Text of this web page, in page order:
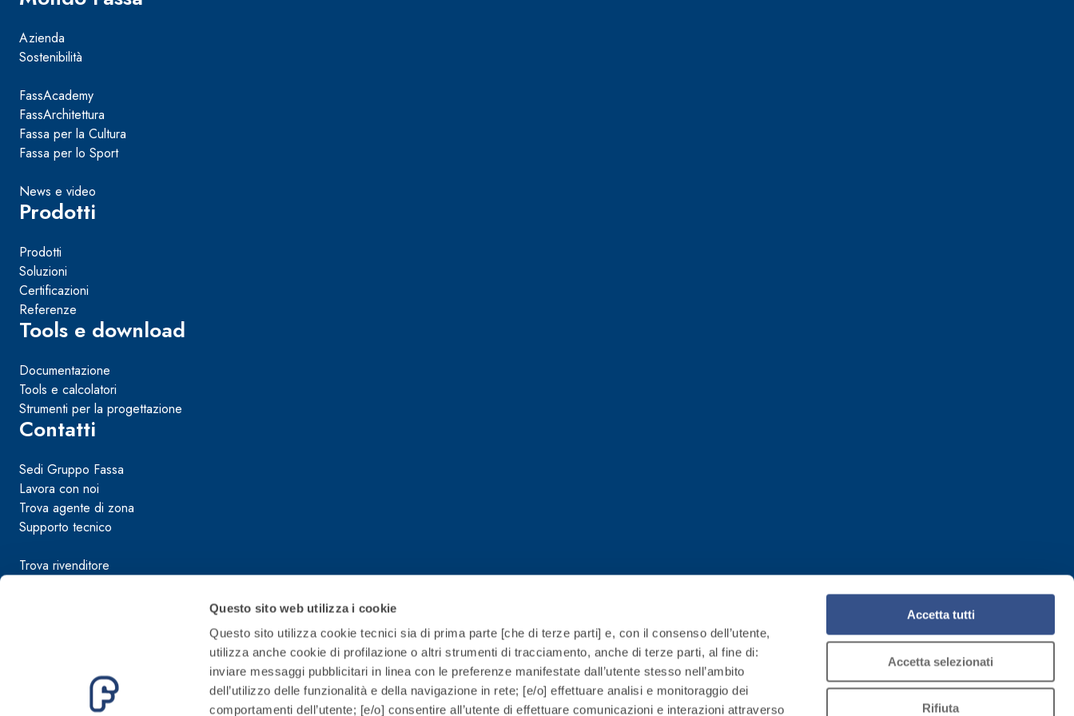
Questo sito web utilizza i cookie
Questo sito utilizza cookie tecnici sia di prima parte [che di terze parti] e, con il consenso dell’utente,
utilizza anche cookie di profilazione o altri strumenti di tracciamento, anche di terze parti, al fine di:
inviare messaggi pubblicitari in linea con le preferenze manifestate dall’utente stesso nell’ambito
dell’utilizzo delle funzionalità e della navigazione in rete; [e/o] effettuare analisi e monitoraggio dei
comportamenti dell’utente; [e/o] consentire all’utente di effettuare comunicazioni e interazioni attraverso
Accetta tutti
Accetta selezionati
Rifiuta
e speciali inerti alleggeriti
Azienda
Sostenibilità
FassAcademy
FassArchitettura
Fassa per la Cultura
Fassa per lo Sport
News e video
Prodotti
Prodotti
Soluzioni
Certificazioni
Referenze
Tools e download
Documentazione
Tools e calcolatori
Strumenti per la progettazione
Contatti
Sedi Gruppo Fassa
Lavora con noi
Trova agente di zona
Supporto tecnico
Trova rivenditore